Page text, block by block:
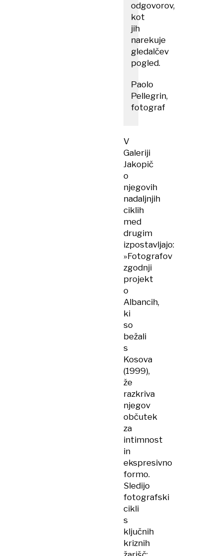
odgovorov,
kot
jih
narekuje
gledalčev
pogled.
Paolo
Pellegrin,
fotograf
V
Galeriji
Jakopič
o
njegovih
nadaljnjih
ciklih
med
drugim
izpostavljajo:
»Fotografov
zgodnji
projekt
o
Albancih,
ki
so
bežali
s
Kosova
(1999),
že
razkriva
njegov
občutek
za
intimnost
in
ekspresivno
formo.
Sledijo
fotografski
cikli
s
ključnih
kriznih